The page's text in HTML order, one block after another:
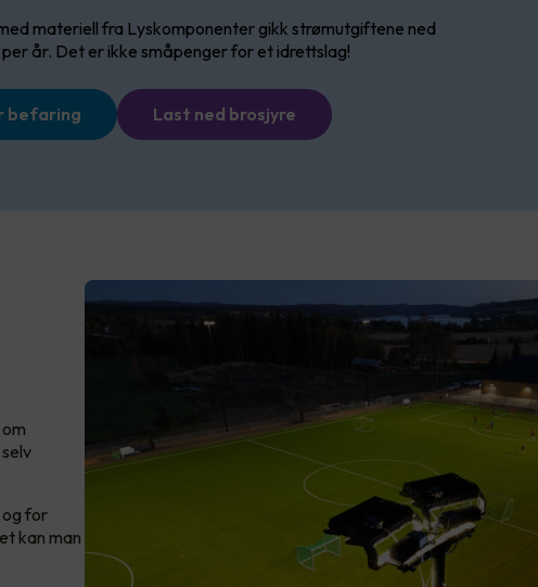
materiell fra Lyskomponenter gikk strømutgiftene ned
per år. Det er ikke småpenger for et idrettslag!
befaring Last ned brosjyre
og for
kan man